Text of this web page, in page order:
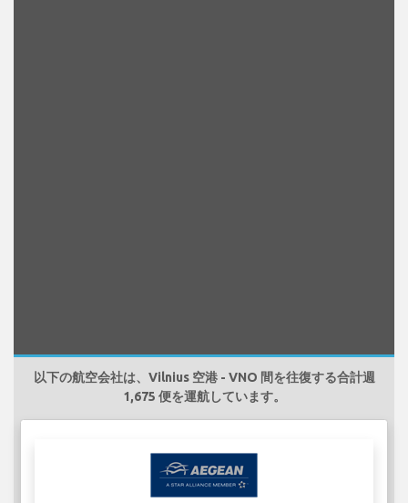
以下の航空会社は、Vilnius 空港 - VNO 間を往復する合計週
1,675 便を運航しています。